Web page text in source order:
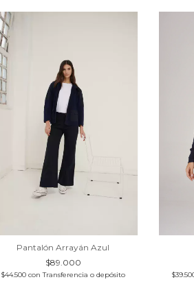
Pantalón Arrayán Azul
$89.000
$44.500con Transferencia o depósito